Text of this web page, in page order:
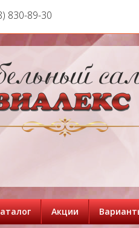
830-89-30
Акции